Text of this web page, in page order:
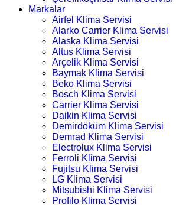
Markalar
Airfel Klima Servisi
Alarko Carrier Klima Servisi
Alaska Klima Servisi
Altus Klima Servisi
Arçelik Klima Servisi
Baymak Klima Servisi
Beko Klima Servisi
Bosch Klima Servisi
Carrier Klima Servisi
Daikin Klima Servisi
Demirdöküm Klima Servisi
Demrad Klima Servisi
Electrolux Klima Servisi
Ferroli Klima Servisi
Fujitsu Klima Servisi
LG Klima Servisi
Mitsubishi Klima Servisi
Profilo Klima Servisi